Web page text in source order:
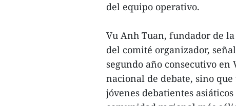
del equipo operativo.
Vu Anh Tuan, fundador de
del comité organizador,
segundo año consecutivo
nacional de debate, sino
jóvenes debatientes